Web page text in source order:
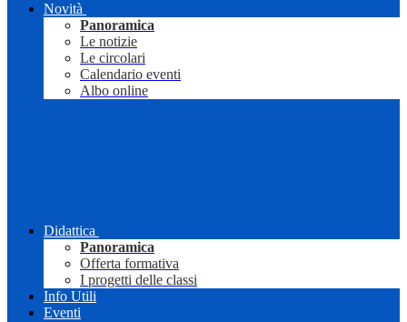
Novità
Panoramica
Le notizie
Le circolari
Calendario eventi
Albo online
Didattica
Panoramica
Offerta formativa
I progetti delle classi
Info Utili
Eventi